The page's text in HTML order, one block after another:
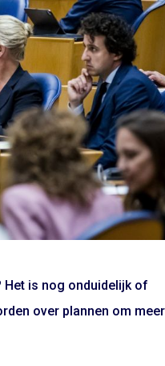
Het is nog onduidelijk of
over plannen om